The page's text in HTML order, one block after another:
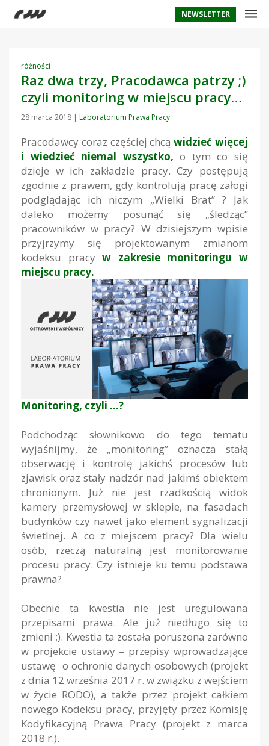
NEWSLETTER
różności
Raz dwa trzy, Pracodawca patrzy ;)
czyli monitoring w miejscu pracy…
28 marca 2018 | Laboratorium Prawa Pracy
Pracodawcy coraz częściej chcąwidzieć więcej
i wiedzieć niemal wszystko,o tym co się
dzieje w ich zakładzie pracy. Czy postępują
zgodnie z prawem, gdy kontrolują pracę załogi
podglądając ich niczym „Wielki Brat” ? Jak
daleko możemy posunąć się „śledząc”
pracowników w pracy? W dzisiejszym wpisie
przyjrzymy się projektowanym zmianom
kodeksu pracyw zakresie monitoringu w
miejscu pracy.
Monitoring, czyli …?
Podchodząc słownikowo do tego tematu
wyjaśnijmy, że „monitoring” oznacza stałą
obserwację i kontrolę jakichś procesów lub
zjawisk oraz stały nadzór nad jakimś obiektem
chronionym. Już nie jest rzadkością widok
kamery przemysłowej w sklepie, na fasadach
budynków czy nawet jako element sygnalizacji
świetlnej. A co z miejscem pracy? Dla wielu
osób, rzeczą naturalną jest monitorowanie
procesu pracy. Czy istnieje ku temu podstawa
prawna?
Obecnie ta kwestia nie jest uregulowana
przepisami prawa. Ale już niedługo się to
zmieni ;). Kwestia ta została poruszona zarówno
w projekcie ustawy – przepisy wprowadzające
ustawę o ochronie danych osobowych (projekt
z dnia 12 września 2017 r. w związku z wejściem
w życie RODO), a także przez projekt całkiem
nowego Kodeksu pracy, przyjęty przez Komisję
Kodyfikacyjną Prawa Pracy (projekt z marca
2018 r.).